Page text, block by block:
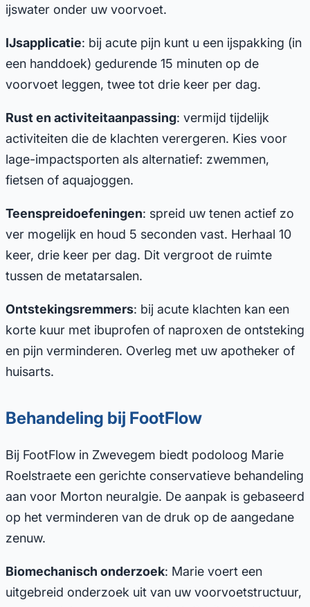
ijswater onder uw voorvoet.
IJsapplicatie: bij acute pijn kunt u een ijspakking (in
een handdoek) gedurende 15 minuten op de
voorvoet leggen, twee tot drie keer per dag.
Rust en activiteitaanpassing: vermijd tijdelijk
activiteiten die de klachten verergeren. Kies voor
lage-impactsporten als alternatief: zwemmen,
fietsen of aquajoggen.
Teenspreidoefeningen: spreid uw tenen actief zo
ver mogelijk en houd 5 seconden vast. Herhaal 10
keer, drie keer per dag. Dit vergroot de ruimte
tussen de metatarsalen.
Ontstekingsremmers: bij acute klachten kan een
korte kuur met ibuprofen of naproxen de ontsteking
en pijn verminderen. Overleg met uw apotheker of
huisarts.
Behandeling bij FootFlow
Bij FootFlow in Zwevegem biedt podoloog Marie
Roelstraete een gerichte conservatieve behandeling
aan voor Morton neuralgie. De aanpak is gebaseerd
op het verminderen van de druk op de aangedane
zenuw.
Biomechanisch onderzoek: Marie voert een
uitgebreid onderzoek uit van uw voorvoetstructuur,